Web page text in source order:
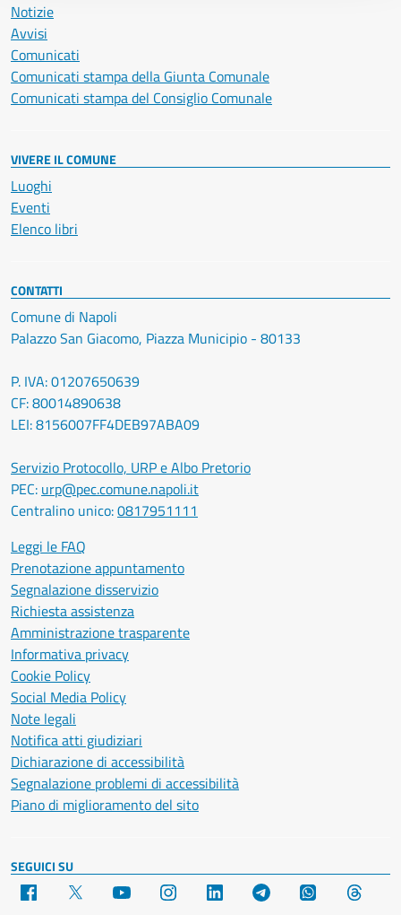
Notizie
Avvisi
Comunicati
Comunicati stampa della Giunta Comunale
Comunicati stampa del Consiglio Comunale
VIVERE IL COMUNE
Luoghi
Eventi
Elenco libri
CONTATTI
Comune di Napoli
Palazzo San Giacomo, Piazza Municipio - 80133
P. IVA: 01207650639
CF: 80014890638
LEI: 8156007FF4DEB97ABA09
Servizio Protocollo, URP e Albo Pretorio
PEC: urp@pec.comune.napoli.it
Centralino unico:0817951111
Leggi le FAQ
Prenotazione appuntamento
Segnalazione disservizio
Richiesta assistenza
Amministrazione trasparente
Informativa privacy
Cookie Policy
Social Media Policy
Note legali
Notifica atti giudiziari
Dichiarazione di accessibilità
Segnalazione problemi di accessibilità
Piano di miglioramento del sito
SEGUICI SU
Facebook YouTube Instagram LinkedIn Telegram WhatsApp